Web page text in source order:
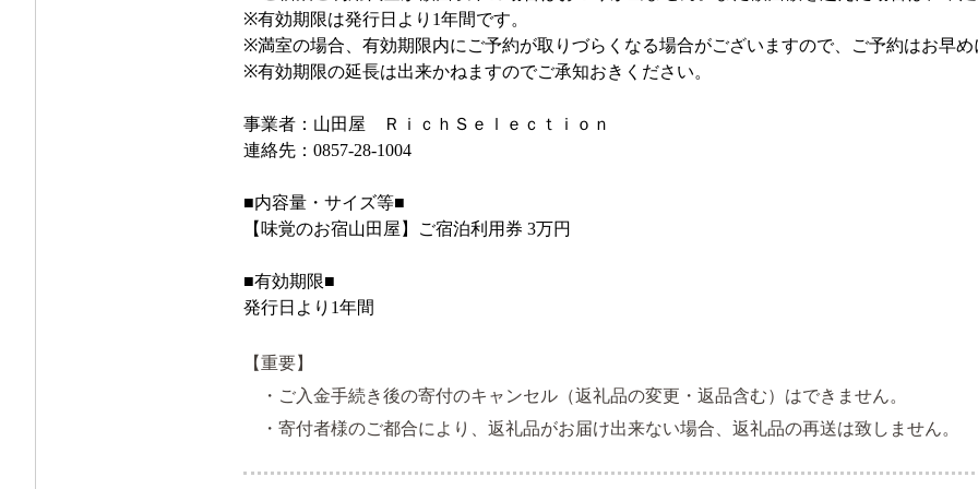
※有効期限は発行日より1年間です。
※満室の場合、有効期限内にご予約が取りづらくなる場合がございますので、ご予約はお早め
※有効期限の延長は出来かねますのでご承知おきください。
事業者：山田屋 ＲｉｃｈＳｅｌｅｃｔｉｏｎ
連絡先：0857-28-1004
■内容量・サイズ等■
【味覚のお宿山田屋】ご宿泊利用券 3万円
■有効期限■
発行日より1年間
【重要】
・ご入金手続き後の寄付のキャンセル（返礼品の変更・返品含む）はできません。
・寄付者様のご都合により、返礼品がお届け出来ない場合、返礼品の再送は致しません。